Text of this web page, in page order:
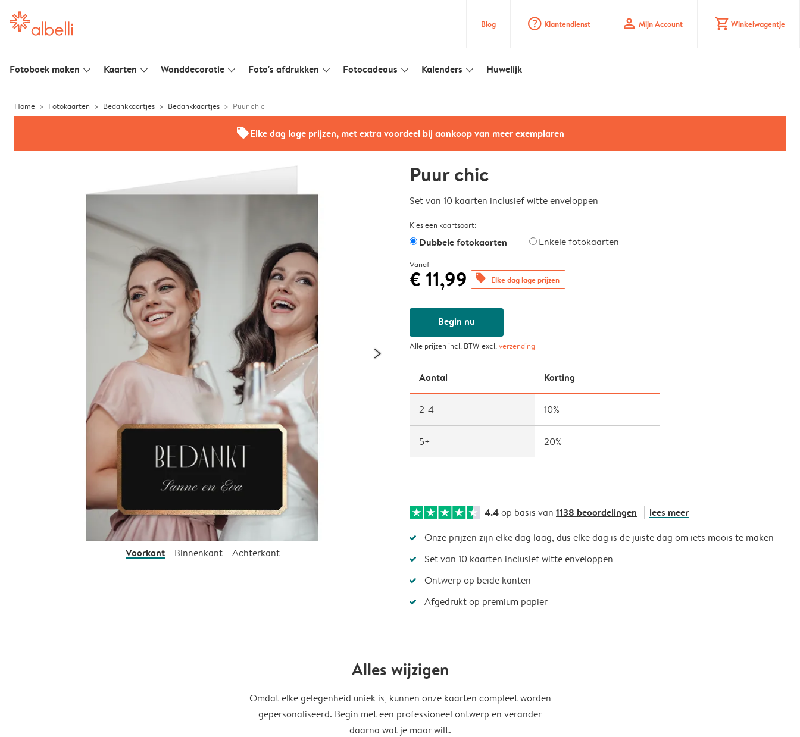
Blog question_mark_circle Klantendienst profile Mijn Account shopping_cart Winkelwagentje
Fotoboek maken slim_arrow_down Kaarten slim_arrow_down Wanddecoratie slim_arrow_down Foto's afdrukken slim_arrow_down Fotocadeaus slim_arrow_down Kalenders slim_arrow_down Huwelijk
Home Fotokaarten Bedankkaartjes Bedankkaartjes Puur chic
offersElke dag lage prijzen, met extra voordeel bij aankoop van meer exemplaren
Voorkant Binnenkant Achterkant
Puur chic
Set van 10 kaarten inclusief witte enveloppen
Kies een kaartsoort:
Dubbele fotokaarten Enkele fotokaarten
Vanaf
€ 11,99 offers Elke dag lage prijzen
Begin nu
Alle prijzen incl. BTW excl.verzending
Aantal Korting
2-4 10%
5+ 20%
4.4op basis van 1138 beoordelingen lees meer
Onze prijzen zijn elke dag laag, dus elke dag is de juiste dag om iets moois te maken
Set van 10 kaarten inclusief witte enveloppen
Ontwerp op beide kanten
Afgedrukt op premium papier
Alles wijzigen
Omdat elke gelegenheid uniek is, kunnen onze kaarten compleet worden
gepersonaliseerd. Begin met een professioneel ontwerp en verander
daarna wat je maar wilt.